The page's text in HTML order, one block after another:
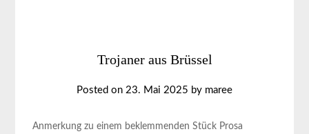
Trojaner aus Brüssel
Posted on 23. Mai 2025 by maree
Anmerkung zu einem beklemmenden Stück Prosa